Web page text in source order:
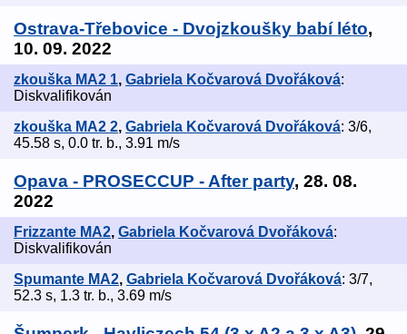
Ostrava-Třebovice - Dvojzkoušky babí léto,
10. 09. 2022
zkouška MA2 1, Gabriela Kočvarová Dvořáková:
Diskvalifikován
zkouška MA2 2, Gabriela Kočvarová Dvořáková: 3/6,
45.58 s, 0.0 tr. b., 3.91 m/s
Opava - PROSECCUP - After party, 28. 08.
2022
Frizzante MA2, Gabriela Kočvarová Dvořáková:
Diskvalifikován
Spumante MA2, Gabriela Kočvarová Dvořáková: 3/7,
52.3 s, 1.3 tr. b., 3.69 m/s